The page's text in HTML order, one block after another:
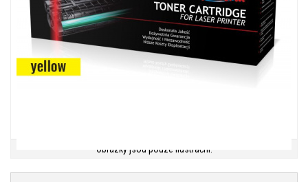
Obrázky jsou pouze ilustrační.